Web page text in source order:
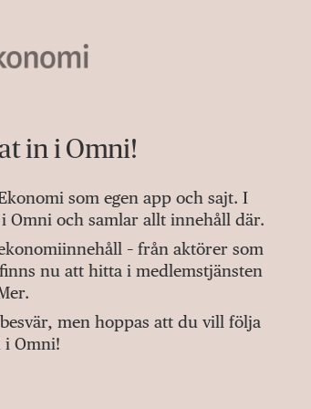
in i Omni!
som egen app och sajt. I
Omni och samlar allt innehåll där.
– från aktörer som
nu att hitta i medlemstjänsten
men hoppas att du vill följa
i Omni!